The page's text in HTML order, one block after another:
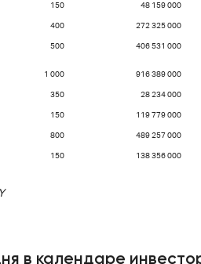
150 48 159 000
400 272 325 000
500 406 531 000
1 000 916 389 000
350 28 234 000
150 119 779 000
800 489 257 000
150 138 356 000
в календаре